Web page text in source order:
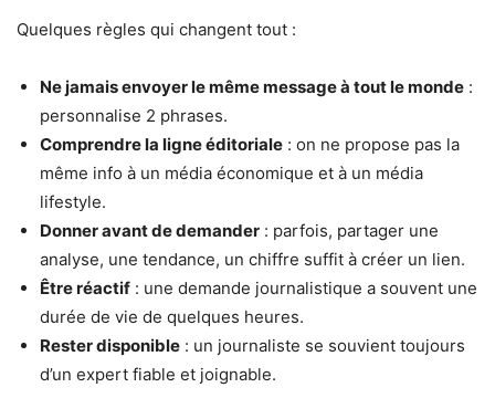
Quelques règles qui changent tout :
Ne jamais envoyer le même message à tout le monde :
personnalise 2 phrases.
Comprendre la ligne éditoriale : on ne propose pas la
même info à un média économique et à un média
lifestyle.
Donner avant de demander : parfois, partager une
analyse, une tendance, un chiffre suffit à créer un lien.
Être réactif : une demande journalistique a souvent une
durée de vie de quelques heures.
Rester disponible : un journaliste se souvient toujours
d’un expert fiable et joignable.